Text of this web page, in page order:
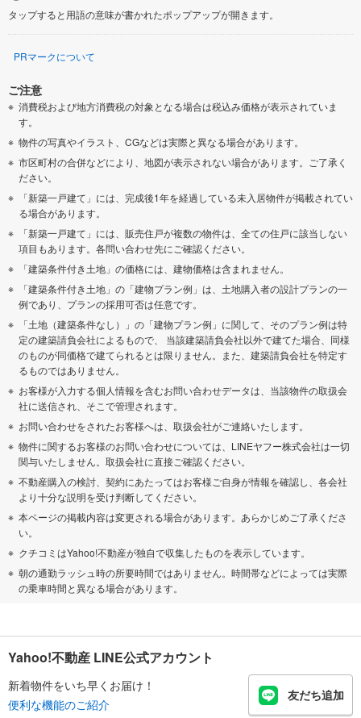
タップすると用語の意味が書かれたポップアップが開きます。
PRマークについて
ご注意
消費税および地方消費税の対象となる場合は税込み価格が表示されていま
す。
物件の写真やイラスト、CGなどは実際と異なる場合があります。
市区町村の合併などにより、地図が表示されない場合があります。ご了承く
ださい。
「新築一戸建て」には、完成後1年を経過している未入居物件が掲載されてい
る場合があります。
「新築一戸建て」には、販売住戸が複数の物件は、全ての住戸に該当しない
項目もあります。各問い合わせ先にご確認ください。
「建築条件付き土地」の価格には、建物価格は含まれません。
「建築条件付き土地」の「建物プラン例」は、土地購入者の設計プランの一
例であり、プランの採用可否は任意です。
「土地（建築条件なし）」の「建物プラン例」に関して、そのプラン例は特
定の建築請負会社によるもので、 当該建築請負会社以外で建てた場合、同様
のものが同価格で建てられるとは限りません。また、建築請負会社を特定す
るものではありません。
お客様が入力する個人情報を含むお問い合わせデータは、当該物件の取扱会
社に送信され、そこで管理されます。
お問い合わせをされたお客様へは、取扱会社がご連絡いたします。
物件に関するお客様のお問い合わせについては、LINEヤフー株式会社は一切
関与いたしません。取扱会社に直接ご確認ください。
不動産購入の検討、契約にあたってはお客様ご自身が情報を確認し、各会社
より十分な説明を受け判断してください。
本ページの掲載内容は変更される場合があります。あらかじめご了承くださ
い。
クチコミはYahoo!不動産が独自で収集したものを表示しています。
朝の通勤ラッシュ時の所要時間ではありません。時間帯などによっては実際
の乗車時間と異なる場合があります。
Yahoo!不動産 LINE公式アカウント
新着物件をいち早くお届け！
便利な機能のご紹介
友だち追加